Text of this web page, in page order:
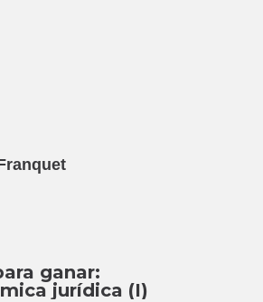
ganar:
jurídica (I)